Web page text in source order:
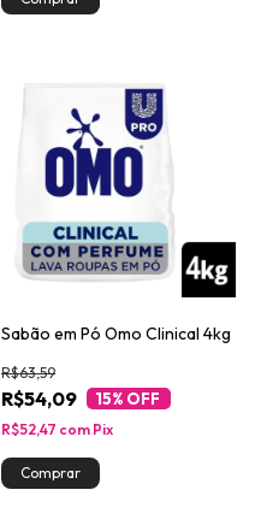
Sabão em Pó Omo Clinical 4kg
R$54,09
R$63,59
15% OFF
R$52,47 com Pix